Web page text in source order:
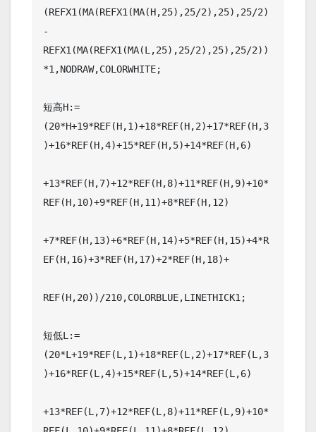
(REFX1(MA(REFX1(MA(H,25),25/2),25),25/2)
-
REFX1(MA(REFX1(MA(L,25),25/2),25),25/2))
*1,NODRAW,COLORWHITE;
短高H:=
(20*H+19*REF(H,1)+18*REF(H,2)+17*REF(H,3
)+16*REF(H,4)+15*REF(H,5)+14*REF(H,6)
+13*REF(H,7)+12*REF(H,8)+11*REF(H,9)+10*
REF(H,10)+9*REF(H,11)+8*REF(H,12)
+7*REF(H,13)+6*REF(H,14)+5*REF(H,15)+4*R
EF(H,16)+3*REF(H,17)+2*REF(H,18)+
REF(H,20))/210,COLORBLUE,LINETHICK1;
短低L:=
(20*L+19*REF(L,1)+18*REF(L,2)+17*REF(L,3
)+16*REF(L,4)+15*REF(L,5)+14*REF(L,6)
+13*REF(L,7)+12*REF(L,8)+11*REF(L,9)+10*